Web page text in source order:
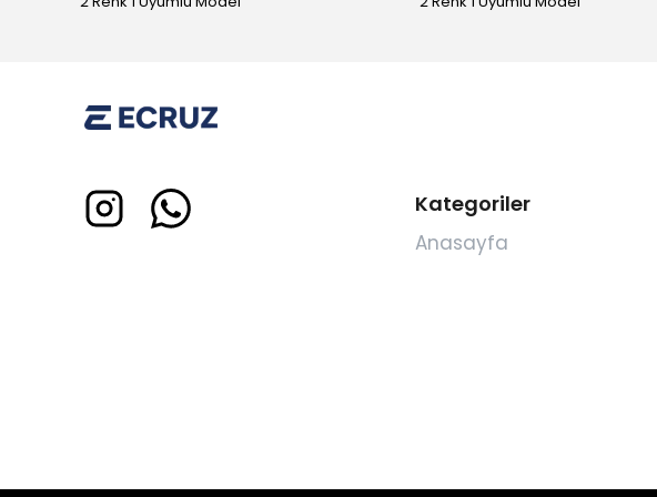
Kategoriler
Anasayfa